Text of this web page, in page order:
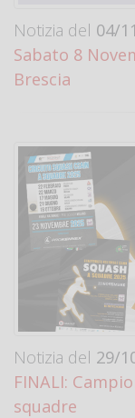
Notizia del 04/
Sabato 8
Brescia
Notizia del 29/
FINALI:
squadre